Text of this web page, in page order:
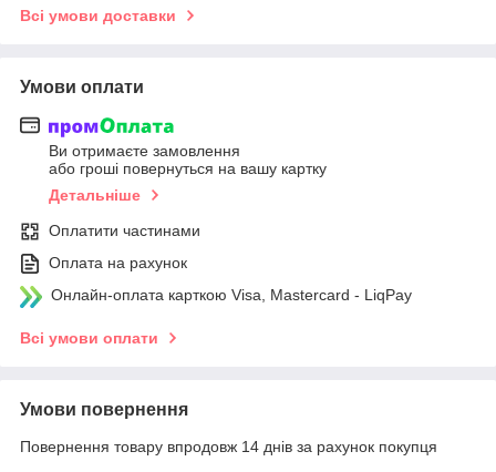
Всі умови доставки
Умови оплати
Ви отримаєте замовлення
або гроші повернуться на вашу картку
Детальніше
Оплатити частинами
Оплата на рахунок
Онлайн-оплата карткою Visa, Mastercard - LiqPay
Всі умови оплати
Умови повернення
Повернення товару впродовж 14 днів за рахунок покупця